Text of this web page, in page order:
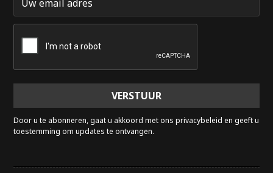
Door u te abonneren, gaat u akkoord met ons privacybeleid en geeft u
toestemming om updates te ontvangen.